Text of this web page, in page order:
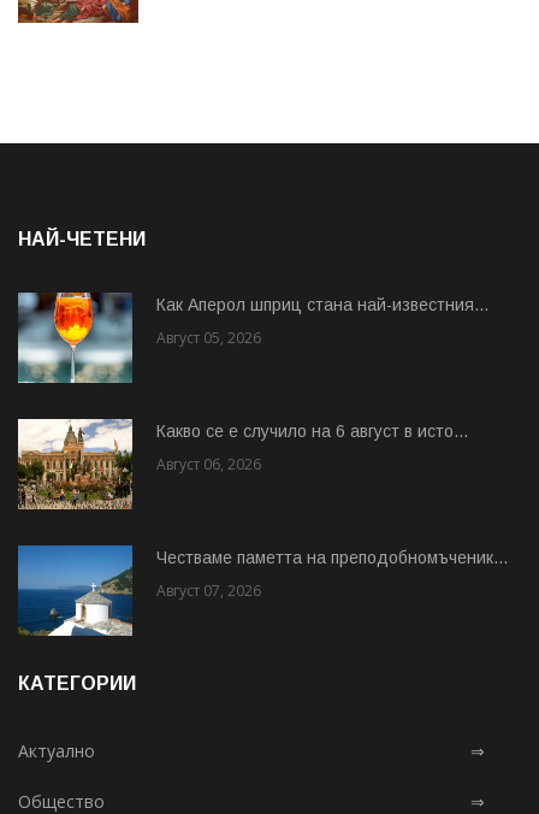
НАЙ-ЧЕТЕНИ
Как Аперол шприц стана най-известния...
Август 05, 2026
Какво се е случило на 6 август в исто...
Август 06, 2026
Честваме паметта на преподобномъченик...
Август 07, 2026
КАТЕГОРИИ
Актуално ⇒
Общество ⇒